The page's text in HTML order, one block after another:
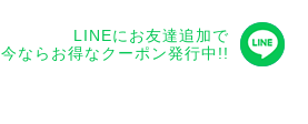
LINEにお友達追加で
今ならお得なクーポン発行中!!